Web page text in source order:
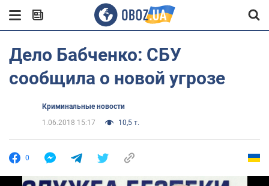
Дело Бабченко: СБУ
сообщила о новой угрозе
Криминальные новости
1.06.2018 15:17
10,5 т.
0